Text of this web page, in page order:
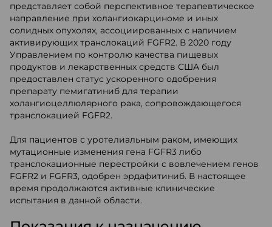
представляет собой перспективное терапевтическое
направление при холангиокарциноме и иных
солидных опухолях, ассоциированных с наличием
активирующих транслокаций FGFR2. В 2020 году
Управлением по контролю качества пищевых
продуктов и лекарственных средств США был
предоставлен статус ускоренного одобрения
препарату пемигатиниб для терапии
холангиоцеллюлярного рака, сопровождающегося
транслокацией FGFR2.
Для пациентов с уротелиальным раком, имеющих
мутационные изменения гена FGFR3 либо
транслокационные перестройки с вовлечением генов
FGFR2 и FGFR3, одобрен эрдафитиниб. В настоящее
время продолжаются активные клинические
испытания в данной области.